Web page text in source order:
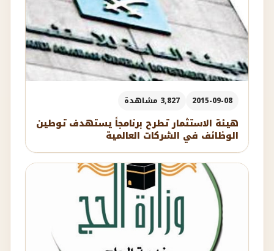
2015-09-08 3,827 مشاهدة
هيئة الاستثمار تطرح برنامجاً يستهدف توطين
الوظائف في الشركات العالمية